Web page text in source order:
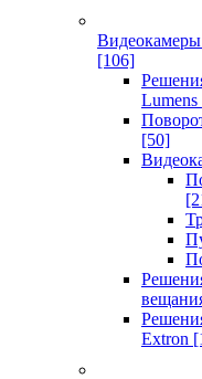
Видеокамеры
[106]
Lumens
[50]
Extron